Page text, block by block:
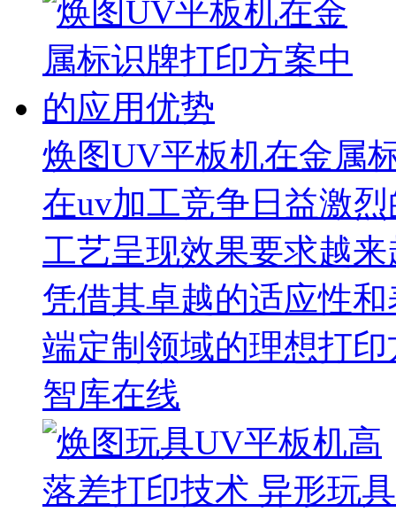
焕图UV平板机在金属
在uv加工竞争日益激
工艺呈现效果要求越
凭借其卓越的适应性
端定制领域的理想打
智库在线